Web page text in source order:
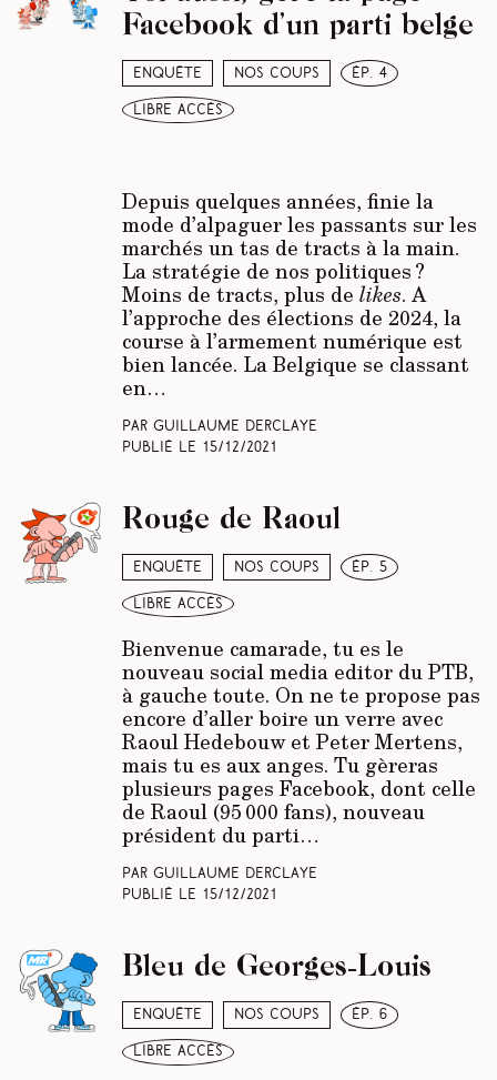
Enquête Nos coups ép. 4
libre accès
Facebook d’un parti belge
Depuis quelques années, finie la
mode d’alpaguer les passants sur les
marchés un tas de tracts à la main.
La stratégie de nos politiques ?
Moins de tracts, plus de likes. A
l’approche des élections de 2024, la
course à l’armement numérique est
bien lancée. La Belgique se classant
en…
Par Guillaume Derclaye
Publié le 15/12/2021
Enquête Nos coups ép. 5
libre accès
Rouge de Raoul
Bienvenue camarade, tu es le
nouveau social media editor du PTB,
à gauche toute. On ne te propose pas
encore d’aller boire un verre avec
Raoul Hedebouw et Peter Mertens,
mais tu es aux anges. Tu gèreras
plusieurs pages Facebook, dont celle
de Raoul (95 000 fans), nouveau
président du parti…
Par Guillaume Derclaye
Publié le 15/12/2021
Enquête Nos coups ép. 6
libre accès
Bleu de Georges-Louis